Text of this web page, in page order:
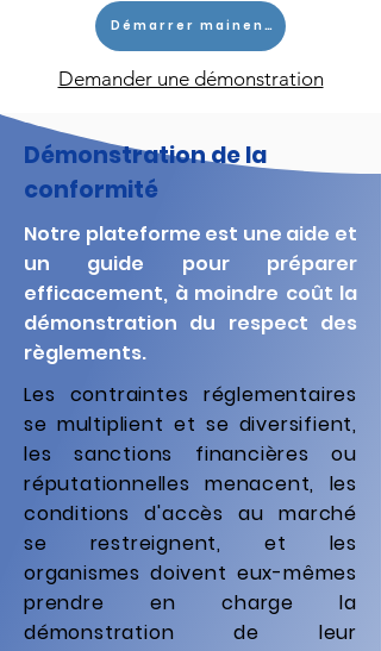
Démarrer mainenant
Demander une démonstration
Démonstration de la
conformité
Notre plateforme est une aide et
un guide pour préparer
efficacement, à moindre coût la
démonstration du respect des
règlements.​
Les contraintes réglementaires
se multiplient et se diversifient,
les sanctions financières ou
réputationnelles menacent, les
conditions d'accès au marché
se restreignent, et les
organismes doivent eux-mêmes
prendre en charge la
démonstration de leur